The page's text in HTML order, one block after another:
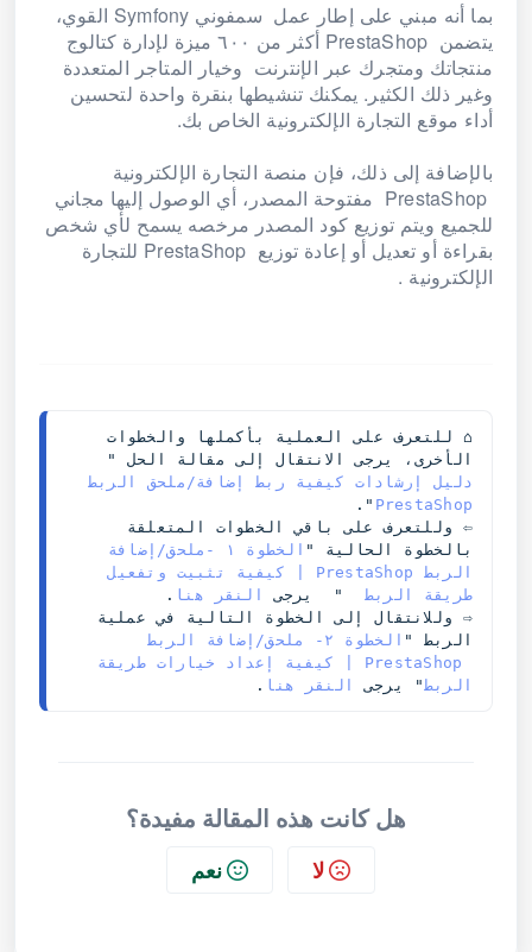
بما أنه مبني على إطار عمل سمفوني Symfony القوي،
يتضمن PrestaShop أكثر من ٦٠٠ ميزة لإدارة كتالوج
منتجاتك ومتجرك عبر الإنترنت وخيار المتاجر المتعددة
وغير ذلك الكثير. يمكنك تنشيطها بنقرة واحدة لتحسين
أداء موقع التجارة الإلكترونية الخاص بك.
بالإضافة إلى ذلك، فإن منصة التجارة الإلكترونية
PrestaShop مفتوحة المصدر، أي الوصول إليها مجاني
للجميع ويتم توزيع كود المصدر مرخصه يسمح لأي شخص
بقراءة أو تعديل أو إعادة توزيع PrestaShop للتجارة
الإلكترونية .
⌂ للتعرف على العملية بأكملها والخطوات
الأخرى، يرجى الانتقال إلى مقالة الحل "
دليل إرشادات كيفية ربط إضافة/ملحق الربط
PrestaShop
".
⇦ وللتعرف على باقي الخطوات المتعلقة
بالخطوة الحالية "
الخطوة ١ -ملحق/إضافة
الربط PrestaShop | كيفية تثبيت وتفعيل
طريقة الربط "  يرجى النقر هنا .
⇨ وللانتقال إلى الخطوة التالية في عملية
الربط "
الخطوة ٢- ملحق/إضافة الربط
PrestaShop | كيفية إعداد خيارات طريقة
الربط" يرجى النقر هنا .
هل كانت هذه المقالة مفيدة؟
لا نعم